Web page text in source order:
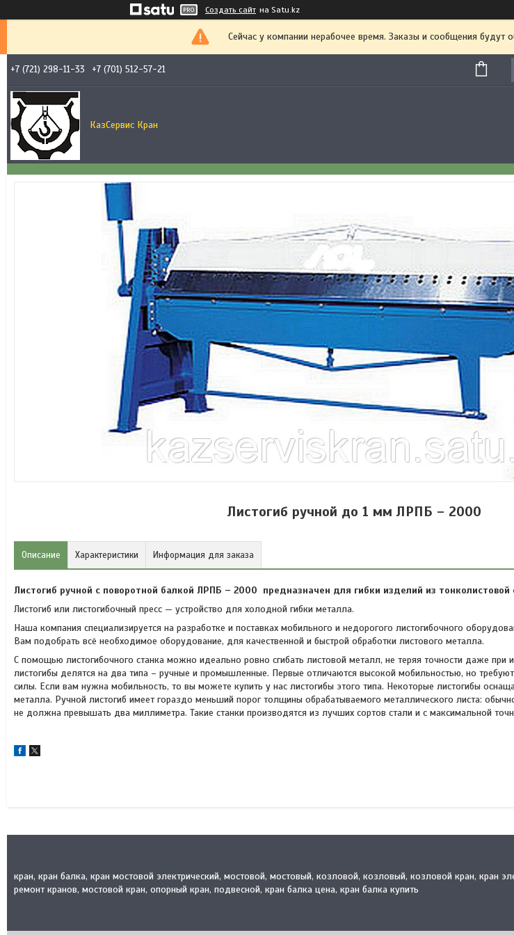
Создать сайт на Satu.kz
Сейчас у компании нерабочее время. Заказы и сообщения будут
+7 (721) 298-11-33 +7 (701) 512-57-21
КазСервис Кран
Листогиб ручной до 1 мм ЛРПБ – 2000
Описание Характеристики Информация для заказа
Листогиб ручной с поворотной балкой ЛРПБ – 2000 предназначен для гибки изделий из
Листогиб или листогибочный пресс — устройство для холодной гибки металла.
Наша компания специализируется на разработке и поставках мобильного и недорогого листогибочного
Вам подобрать всё необходимое оборудование, для качественной и быстрой обработки листового металла.
С помощью листогибочного станка можно идеально ровно сгибать листовой металл, не теряя точности даже при
листогибы делятся на два типа – ручные и промышленные. Первые отличаются высокой мобильностью, но
силы. Если вам нужна мобильность, то вы можете купить у нас листогибы этого типа. Некоторые листогибы
металла. Ручной листогиб имеет гораздо меньший порог толщины обрабатываемого металлического листа:
не должна превышать два миллиметра. Такие станки производятся из лучших сортов стали и с максимальной
кран, кран балка, кран мостовой электрический, мостовой, мостовый, козловой, козловый, козловой кран, кран
ремонт кранов, мостовой кран, опорный кран, подвесной, кран балка цена, кран балка купить